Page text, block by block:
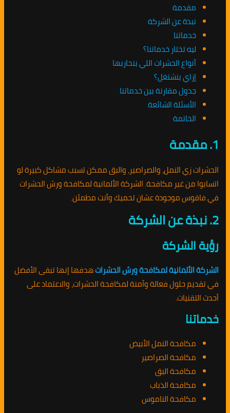
مقدمة
نبذة عن الشركة
خدماتنا
ليه تختار خدماتنا؟
أنواع الحشرات اللي بنحاربها
إزاي بنشتغل؟
جدول مقارنة بين خدماتنا
الأسئلة الشائعة
الخاتمة
1. مقدمة
الحشرات زي النمل، والصراصير، والبق ممكن تسبب مشاكل كبيرة لو
اتسابوا من غير مكافحة. الشركة الألمانية لمكافحة ورش الحشرات
في فاقوس موجودة عشان تحميك وأنت مطمئن.
2. نبذة عن الشركة
رؤية الشركة
الشركة الألمانية لمكافحة ورش الحشراتهدفها إنها تبقى الأفضل
في تقديم حلول فعالة وآمنة لمكافحة الحشرات، والاعتماد على
أحدث التقنيات.
خدماتنا
مكافحة النمل الأبيض
مكافحة الصراصير
مكافحة البق
مكافحة الذباب
مكافحة الناموس